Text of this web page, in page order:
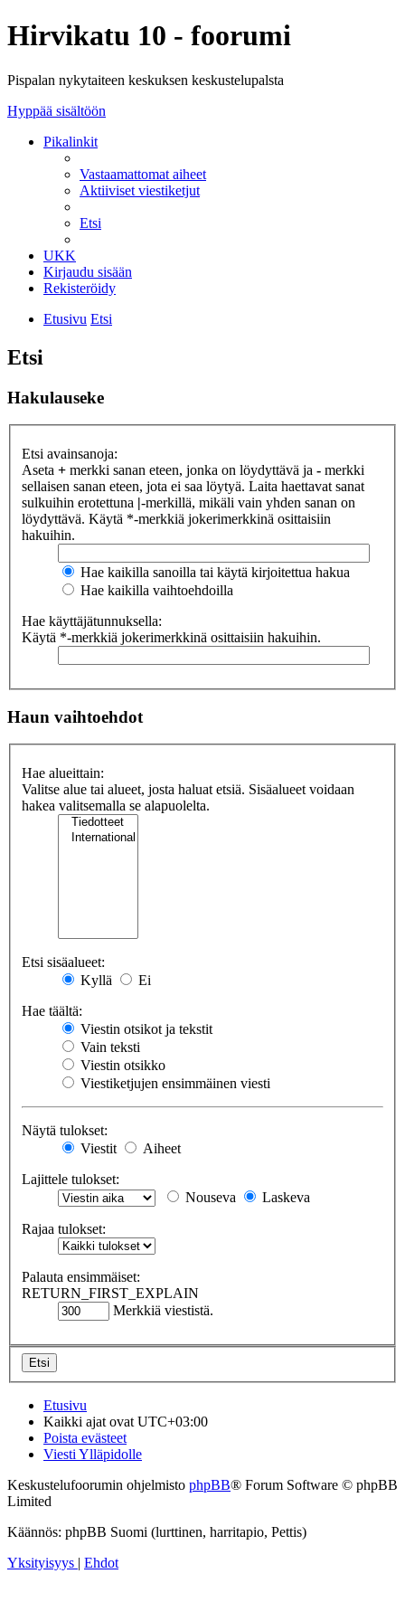
Hirvikatu 10 - foorumi
Pispalan nykytaiteen keskuksen keskustelupalsta
Hyppää sisältöön
Pikalinkit
Vastaamattomat aiheet
Aktiiviset viestiketjut
Etsi
UKK
Kirjaudu sisään
Rekisteröidy
Etusivu Etsi
Etsi
Hakulauseke
Etsi avainsanoja:
Aseta + merkki sanan eteen, jonka on löydyttävä ja - merkki
sellaisen sanan eteen, jota ei saa löytyä. Laita haettavat sanat
sulkuihin erotettuna |-merkillä, mikäli vain yhden sanan on
löydyttävä. Käytä *-merkkiä jokerimerkkinä osittaisiin
hakuihin.
Hae kaikilla sanoilla tai käytä kirjoitettua hakua
Hae kaikilla vaihtoehdoilla
Hae käyttäjätunnuksella:
Käytä *-merkkiä jokerimerkkinä osittaisiin hakuihin.
Haun vaihtoehdot
Hae alueittain:
Valitse alue tai alueet, josta haluat etsiä. Sisäalueet voidaan
hakea valitsemalla se alapuolelta.
Etsi sisäalueet:
Kyllä
Ei
Hae täältä:
Viestin otsikot ja tekstit
Vain teksti
Viestin otsikko
Viestiketjujen ensimmäinen viesti
Näytä tulokset:
Viestit
Aiheet
Lajittele tulokset:
Nouseva
Laskeva
Rajaa tulokset:
Palauta ensimmäiset:
RETURN_FIRST_EXPLAIN
Merkkiä viestistä.
Etusivu
Kaikki ajat ovat UTC+03:00
Poista evästeet
Viesti Ylläpidolle
Keskustelufoorumin ohjelmisto phpBB® Forum Software © phpBB
Limited
Käännös: phpBB Suomi (lurttinen, harritapio, Pettis)
Yksityisyys | Ehdot